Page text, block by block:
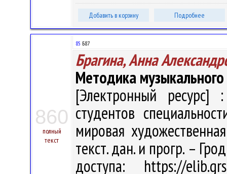
Добавить в корзину Подробнее
860
полный
текст
85 Б87
Брагина, Анна
Методика
[Электронный ресурс]
студентов
мировая
текст. дан. и прогр. –
доступа: https://